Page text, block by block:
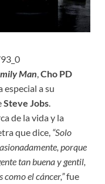
Man,Cho PD
a su
Steve Jobs.
de la vida y la
que dice, “Solo
porque
tan buena y gentil,
el cáncer,”fue